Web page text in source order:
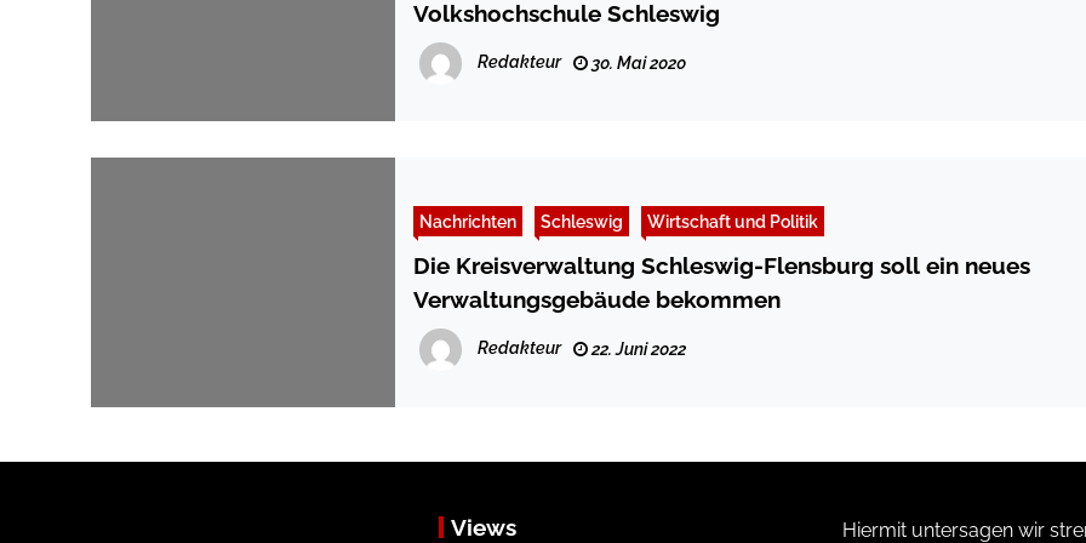
Volkshochschule Schleswig
Redakteur 30. Mai 2020
Nachrichten Schleswig Wirtschaft und Politik
Die Kreisverwaltung Schleswig-Flensburg soll ein neues
Verwaltungsgebäude bekommen
Redakteur 22. Juni 2022
Views Hiermit untersagen wir